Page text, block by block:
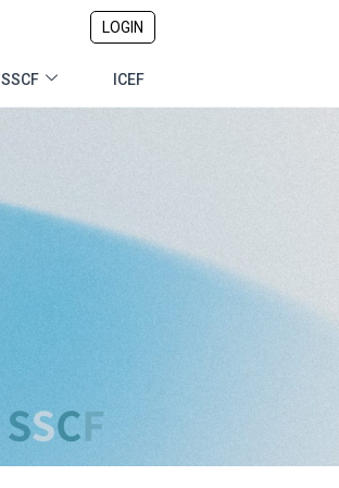
LOGIN
SSCF ICEF